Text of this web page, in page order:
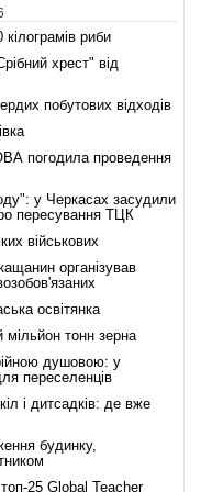
риби
хрест" від
побутових відходів
погодила проведення
у Черкасах засудили
пересування ТЦК
військових
організував
освітянка
мільйон тонн зерна
душовою: у
переселенців
і дитсадків: де вже
будинку,
25 Global Teacher